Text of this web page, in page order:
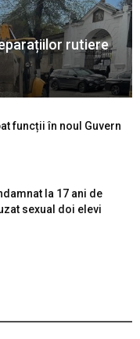
rutiere
funcții în noul Guvern
la 17 ani de
sexual doi elevi